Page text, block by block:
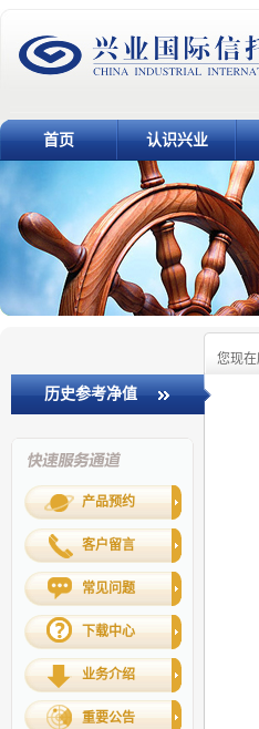
首页 认识兴业
您现在
历史参考净值
产品预约
客户留言
常见问题
下载中心
业务介绍
重要公告